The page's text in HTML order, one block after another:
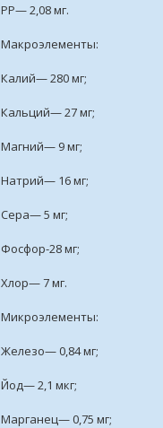
РР— 2,08 мг.
Макроэлементы:
Калий— 280 мг;
Кальций— 27 мг;
Магний— 9 мг;
Натрий— 16 мг;
Сера— 5 мг;
Фосфор-28 мг;
Хлор— 7 мг.
Микроэлементы:
Железо— 0,84 мг;
Йод— 2,1 мкг;
Марганец— 0,75 мг;